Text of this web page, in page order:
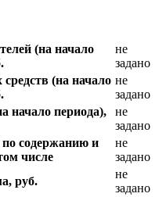
(на начало
не
задано
(на начало не
задано
начало периода),
не
задано
по содержанию и
числе
не
задано
руб.
не
задано